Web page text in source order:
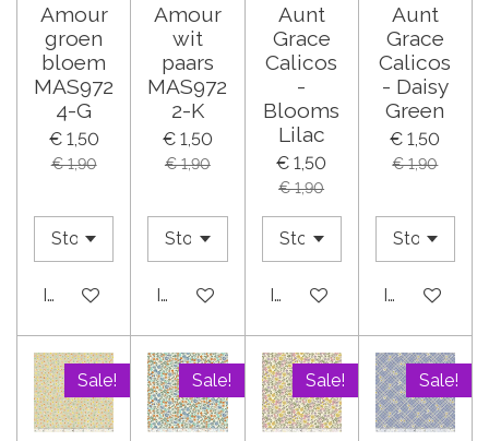
Amour
groen
bloem
MAS972
4-G
€ 1,50
€ 1,90
In winkelwagen
Amour
wit
paars
MAS972
2-K
€ 1,50
€ 1,90
In winkelwagen
Aunt
Grace
Calicos
-
Blooms
Lilac
€ 1,50
€ 1,90
In winkelwagen
Aunt
Grace
Calicos
- Daisy
Green
€ 1,50
€ 1,90
In
Sale! Sale! Sale! Sale!